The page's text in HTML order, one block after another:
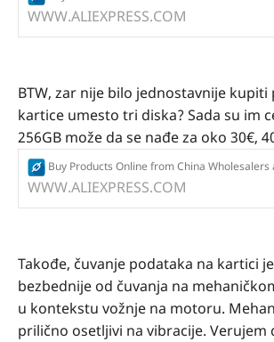
WWW.ALIEXPRESS.COM
BTW, zar nije bilo jednostavnije kupiti
kartice umesto tri diska? Sada su im
256GB može da se nađe za oko 30€,
Buy Products Online from China
WWW.ALIEXPRESS.COM
Takođe, čuvanje podataka na kartici
bezbednije od čuvanja na
u kontekstu vožnje na motoru.
prilično osetljivi na vibracije. Verujem